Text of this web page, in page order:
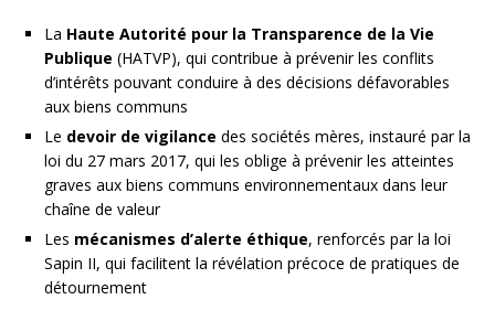
La Haute Autorité pour la Transparence de la Vie
Publique (HATVP), qui contribue à prévenir les conflits
d’intérêts pouvant conduire à des décisions défavorables
aux biens communs
Le devoir de vigilance des sociétés mères, instauré par la
loi du 27 mars 2017, qui les oblige à prévenir les atteintes
graves aux biens communs environnementaux dans leur
chaîne de valeur
Les mécanismes d’alerte éthique, renforcés par la loi
Sapin II, qui facilitent la révélation précoce de pratiques de
détournement